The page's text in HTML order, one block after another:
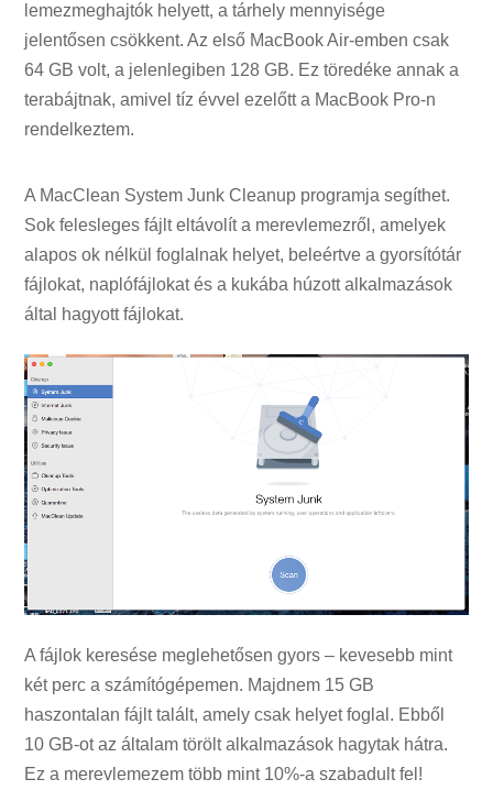
lemezmeghajtók helyett, a tárhely mennyisége
jelentősen csökkent. Az első MacBook Air-emben csak
64 GB volt, a jelenlegiben 128 GB. Ez töredéke annak a
terabájtnak, amivel tíz évvel ezelőtt a MacBook Pro-n
rendelkeztem.
A MacClean System Junk Cleanup programja segíthet.
Sok felesleges fájlt eltávolít a merevlemezről, amelyek
alapos ok nélkül foglalnak helyet, beleértve a gyorsítótár
fájlokat, naplófájlokat és a kukába húzott alkalmazások
által hagyott fájlokat.
A fájlok keresése meglehetősen gyors – kevesebb mint
két perc a számítógépemen. Majdnem 15 GB
haszontalan fájlt talált, amely csak helyet foglal. Ebből
10 GB-ot az általam törölt alkalmazások hagytak hátra.
Ez a merevlemezem több mint 10%-a szabadult fel!